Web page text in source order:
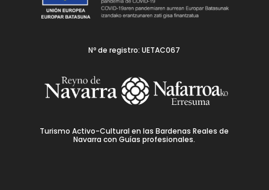
Nº de registro: UETAC067
Turismo Activo-Cultural en las Bardenas Reales de
Navarra con Guías profesionales.